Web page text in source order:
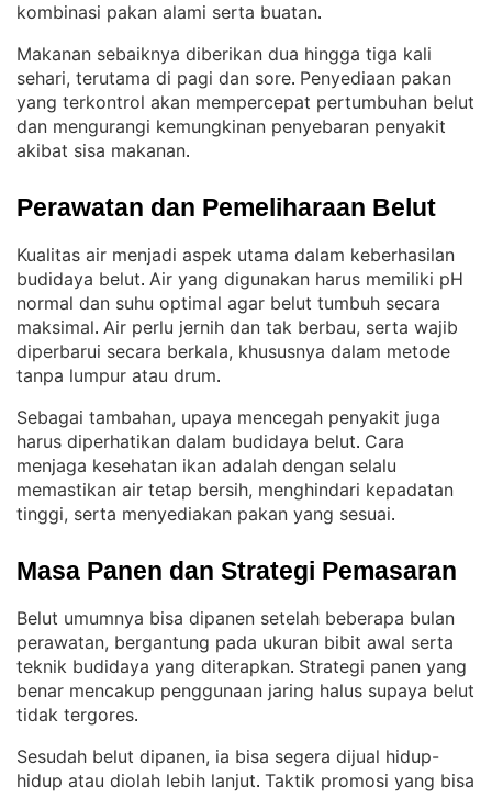
kombinasi pakan alami serta buatan.
Makanan sebaiknya diberikan dua hingga tiga kali
sehari, terutama di pagi dan sore. Penyediaan pakan
yang terkontrol akan mempercepat pertumbuhan belut
dan mengurangi kemungkinan penyebaran penyakit
akibat sisa makanan.
Perawatan dan Pemeliharaan Belut
Kualitas air menjadi aspek utama dalam keberhasilan
budidaya belut. Air yang digunakan harus memiliki pH
normal dan suhu optimal agar belut tumbuh secara
maksimal. Air perlu jernih dan tak berbau, serta wajib
diperbarui secara berkala, khususnya dalam metode
tanpa lumpur atau drum.
Sebagai tambahan, upaya mencegah penyakit juga
harus diperhatikan dalam budidaya belut. Cara
menjaga kesehatan ikan adalah dengan selalu
memastikan air tetap bersih, menghindari kepadatan
tinggi, serta menyediakan pakan yang sesuai.
Masa Panen dan Strategi Pemasaran
Belut umumnya bisa dipanen setelah beberapa bulan
perawatan, bergantung pada ukuran bibit awal serta
teknik budidaya yang diterapkan. Strategi panen yang
benar mencakup penggunaan jaring halus supaya belut
tidak tergores.
Sesudah belut dipanen, ia bisa segera dijual hidup-
hidup atau diolah lebih lanjut. Taktik promosi yang bisa